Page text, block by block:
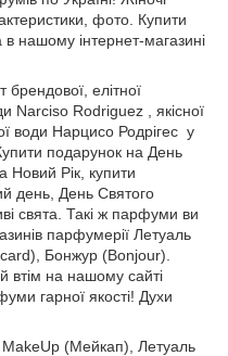
фото. Купити
інтернет-магазині
елітної
Narciso Rodriguez , якісної
води Нарцисо Родрігес у
подарунок на День
Новий Рік, купити
день, День Святого
свята. Такі ж парфуми ви
парфумерії Летуаль
Бонжур (Bonjour).
втім на нашому сайті
гарної якості! Духи
MakeUp (Мейкап), Летуаль